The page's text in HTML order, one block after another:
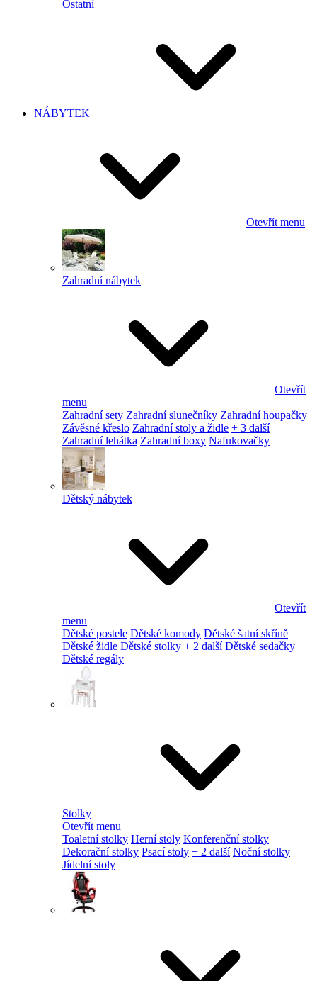
Ostatní
NÁBYTEK
Otevřít menu
Zahradní nábytek
Otevřít
menu
Zahradní sety Zahradní slunečníky Zahradní houpačky
Závěsné křeslo Zahradní stoly a židle + 3 další
Zahradní lehátka Zahradní boxy Nafukovačky
Dětský nábytek
Otevřít
menu
Dětské postele Dětské komody Dětské šatní skříně
Dětské židle Dětské stolky + 2 další Dětské sedačky
Dětské regály
Stolky
Otevřít menu
Toaletní stolky Herní stoly Konferenční stolky
Dekorační stolky Psací stoly + 2 další Noční stolky
Jídelní stoly